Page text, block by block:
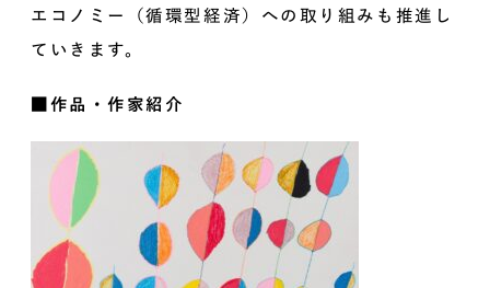
エコノミー（循環型経済）への取り組みも推進し
ていきます。
■作品・作家紹介